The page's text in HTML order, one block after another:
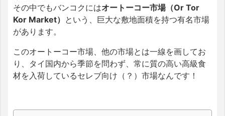
その中でもバンコクにはオートーコー市場（Or Tor
Kor Market） という、巨大な敷地面積を持つ有名市場
があります。
このオートーコー市場、他の市場とは一線を画してお
り、タイ国内から季節を問わず、常に質の高い高級食
材を入荷しているセレブ向け（？）市場なんです！